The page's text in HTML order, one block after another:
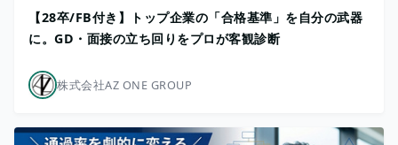
【28卒/FB付き】トップ企業の「合格基準」を自分の武器
に。GD・面接の立ち回りをプロが客観診断
株式会社AZ ONE GROUP